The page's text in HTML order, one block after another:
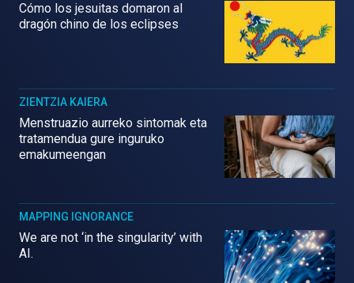
Cómo los jesuitas domaron al
dragón chino de los eclipses
ZIENTZIA KAIERA
Menstruazio aurreko sintomak eta
tratamendua gure inguruko
emakumeengan
MAPPING IGNORANCE
We are not ‘in the singularity’ with
AI.